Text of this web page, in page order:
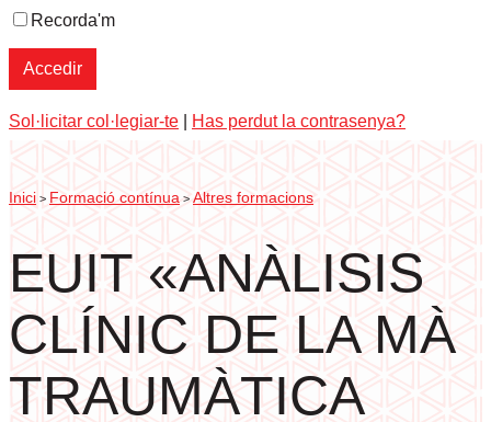
Recorda'm
Sol·licitar col·legiar-te Has perdut la contrasenya?
Inici > Formació contínua > Altres formacions
EUIT «ANÀLISIS
CLÍNIC DE LA MÀ
TRAUMÀTICA